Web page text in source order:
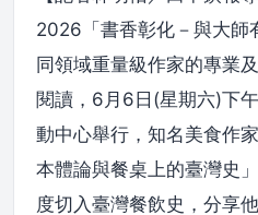
2026「書香彰化－與大師
同領域重量級作家的專業
閱讀，6月6日(星期六)下
動中心舉行，知名美食作
本體論與餐桌上的臺灣史
度切入臺灣餐飲史，分享